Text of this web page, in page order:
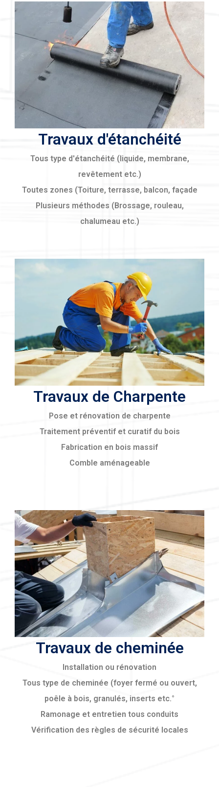
Travaux d'étanchéité
Tous type d'étanchéité (liquide, membrane,
revêtement etc.)
Toutes zones (Toiture, terrasse, balcon, façade
Plusieurs méthodes (Brossage, rouleau,
chalumeau etc.)
Travaux de Charpente
Pose et rénovation de charpente
Traitement préventif et curatif du bois
Fabrication en bois massif
Comble aménageable
Travaux de cheminée
Installation ou rénovation
Tous type de cheminée (foyer fermé ou ouvert,
poêle à bois, granulés, inserts etc.°
Ramonage et entretien tous conduits
Vérification des règles de sécurité locales